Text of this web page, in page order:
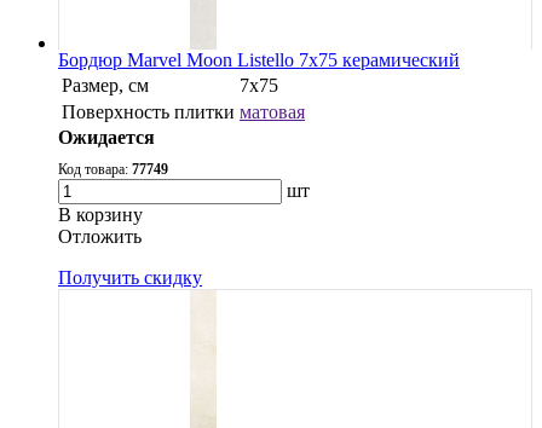
Бордюр Marvel Moon Listello 7x75 керамический
Размер, см
7x75
Поверхность плитки матовая
Ожидается
Код товара: 77749
шт
В корзину
Oтложить
Получить скидку